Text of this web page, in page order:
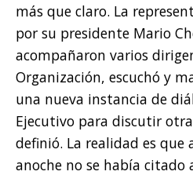
más que claro. La
por su presidente Mario
acompañaron varios
Organización, escuchó y
una nueva instancia de
Ejecutivo para discutir
definió. La realidad es que
anoche no se había citado